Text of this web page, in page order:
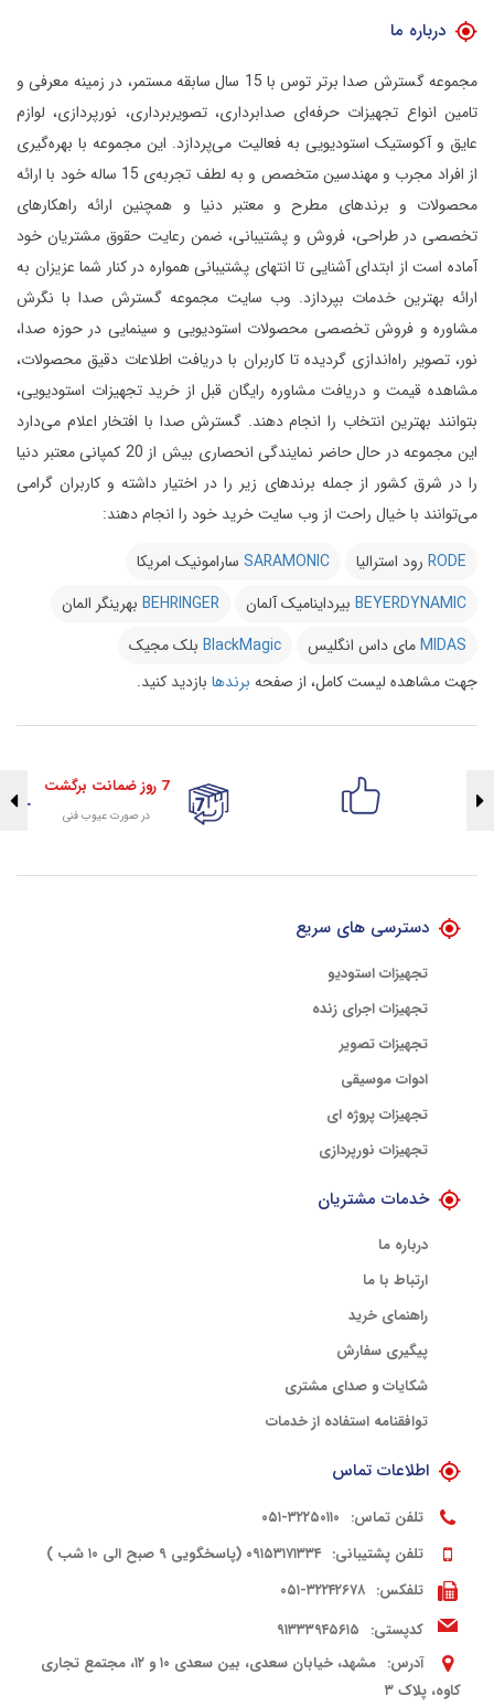
درباره ما
مجموعه گسترش صدا برتر توس با 15 سال سابقه مستمر، در زمینه معرفی و
تامین انواع تجهیزات حرفه‌ای صدابرداری، تصویربرداری، نورپردازی، لوازم
عایق و آکوستیک استودیویی به فعالیت می‌پردازد. این مجموعه با بهره‌گیری
از افراد مجرب و مهندسین متخصص و به لطف تجربه‌ی 15 ساله خود با ارائه
محصولات و برندهای مطرح و معتبر دنیا و همچنین ارائه راهکارهای
تخصصی در طراحی، فروش و پشتیبانی، ضمن رعایت حقوق مشتریان خود
آماده است از ابتدای آشنایی تا انتهای پشتیبانی همواره در کنار شما عزیزان به
ارائه بهترین خدمات بپردازد. وب سایت مجموعه گسترش صدا با نگرش
مشاوره و فروش تخصصی محصولات استودیویی و سینمایی در حوزه صدا،
نور، تصویر راه‌اندازی گردیده تا کاربران با دریافت اطلاعات دقیق محصولات،
مشاهده قیمت و دریافت مشاوره رایگان قبل از خرید تجهیزات استودیویی،
بتوانند بهترین انتخاب را انجام دهند. گسترش صدا با افتخار اعلام می‌دارد
این مجموعه در حال حاضر نمایندگی انحصاری بیش از 20 کمپانی معتبر دنیا
را در شرق کشور از جمله برندهای زیر را در اختیار داشته و کاربران گرامی
می‌توانند با خیال راحت از وب سایت خرید خود را انجام دهند:
RODE رود استرالیا SARAMONIC سارامونیک امریکا
BEYERDYNAMIC بیرداینامیک آلمان BEHRINGER بهرینگر المان
MIDASمای داس انگلیس BlackMagic بلک مجیک
جهت مشاهده لیست کامل، از صفحه برندها بازدید کنید.
7 روز ضمانت برگشت
در صورت عیوب فنی
دسترسی های سریع
تجهیزات استودیو
تجهیزات اجرای زنده
تجهیزات تصویر
ادوات موسیقی
تجهیزات پروژه ای
تجهیزات نورپردازی
خدمات مشتریان
درباره ما
ارتباط با ما
راهنمای خرید
پیگیری سفارش
شکایات و صدای مشتری
توافقنامه استفاده از خدمات
اطلاعات تماس
تلفن تماس: ۳۲۲۵۰۱۱۰-۰۵۱
تلفن پشتیبانی: ۰۹۱۵۳۱۷۱۳۳۴ (پاسخگویی ۹ صبح الی ۱۰ شب )
تلفکس: ۳۲۲۴۲۶۷۸-۰۵۱
کدپستی: ۹۱۳۳۳۹۴۵۶۱۵
آدرس:
مشهد، خیابان سعدی، بین سعدی ۱۰ و ۱۲، مجتمع تجاری
کاوه، پلاک ۳